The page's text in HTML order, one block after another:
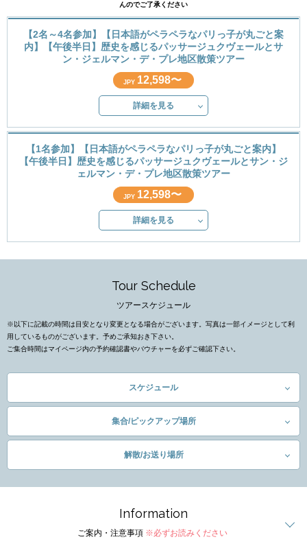
んのでご了承ください
【2名～4名参加】【日本語がペラペラなパリっ子が丸ごと案
内】【午後半日】歴史を感じるパッサージュクヴェールとサ
ン・ジェルマン・デ・プレ地区散策ツアー
JPY 12,598〜
詳細を見る
【1名参加】【日本語がペラペラなパリっ子が丸ごと案内】
【午後半日】歴史を感じるパッサージュクヴェールとサン・ジ
ェルマン・デ・プレ地区散策ツアー
JPY 12,598〜
詳細を見る
Tour Schedule
ツアースケジュール
※以下に記載の時間は目安となり変更となる場合がございます。写真は一部イメージとして利
用しているものがございます。予めご承知おき下さい。
ご集合時間はマイページ内の予約確認書やバウチャーを必ずご確認下さい。
スケジュール
集合/ピックアップ場所
解散/お送り場所
Information
ご案内・注意事項 ※必ずお読みください